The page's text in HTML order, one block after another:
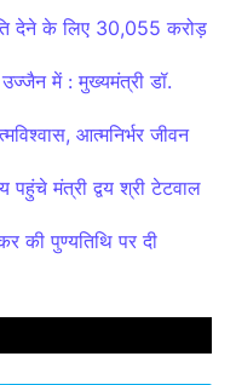
देने के लिए 30,055 करोड़
उज्जैन में : मुख्यमंत्री डॉ.
आत्मनिर्भर जीवन
मंत्री द्वय श्री टेटवाल
की पुण्यतिथि पर दी